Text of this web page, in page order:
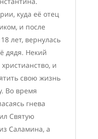
куда её отец
и после
лет, вернулась
дядя. Некий
и
свою жизнь
Во время
гнева
Святую
Саламина, а